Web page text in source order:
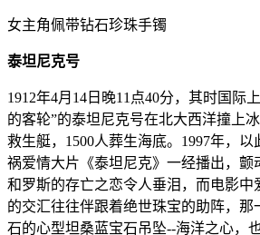
女主角佩带钻石珍珠手镯
泰坦尼克号
1912年4月14日晚11点40分，其时国际
的客轮”的泰坦尼克号在北大西洋撞上
救生艇，1500人葬生海底。1997年，
祸爱情大片《泰坦尼克》一经播出，颤
和罗斯的存亡之恋令人垂泪，而电影中
的交汇往往伴跟着绝世珠宝的助阵，那
石的心型坦桑蓝宝石吊坠--海洋之心，